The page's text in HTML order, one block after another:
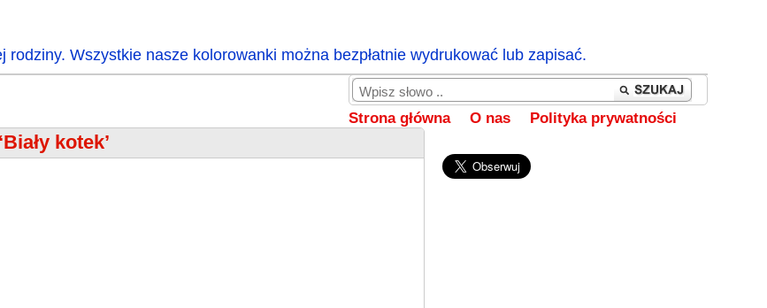
Wszystkie nasze kolorowanki można bezpłatnie wydrukować lub zapisać.
Strona główna O nas Polityka prywatności
kotek’